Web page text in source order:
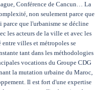
Conférence de Cancun… La
non seulement parce que
parce que l'urbanisme se décline
les acteurs de la ville et avec les
villes et métropoles se
tant dans les méthodologies
vocations du Groupe CDG
la mutation urbaine du Maroc,
Il est fort d'une expertise